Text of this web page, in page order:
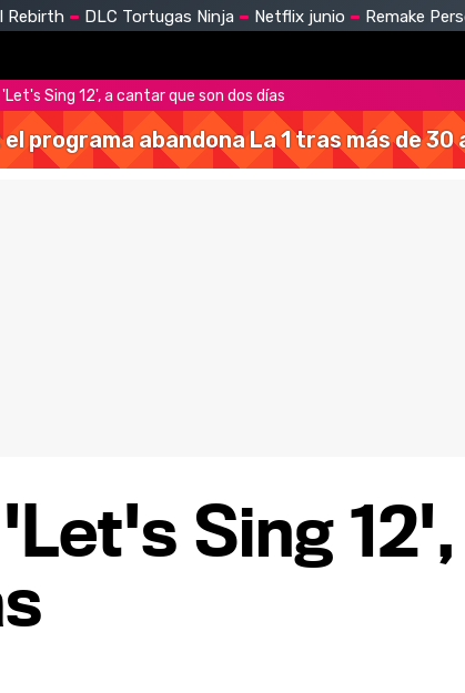
Rebirth DLC Tortugas Ninja Netflix junio Remake
Sing 12', a cantar que son dos días
programa abandona La 1 tras más de 30
Sing